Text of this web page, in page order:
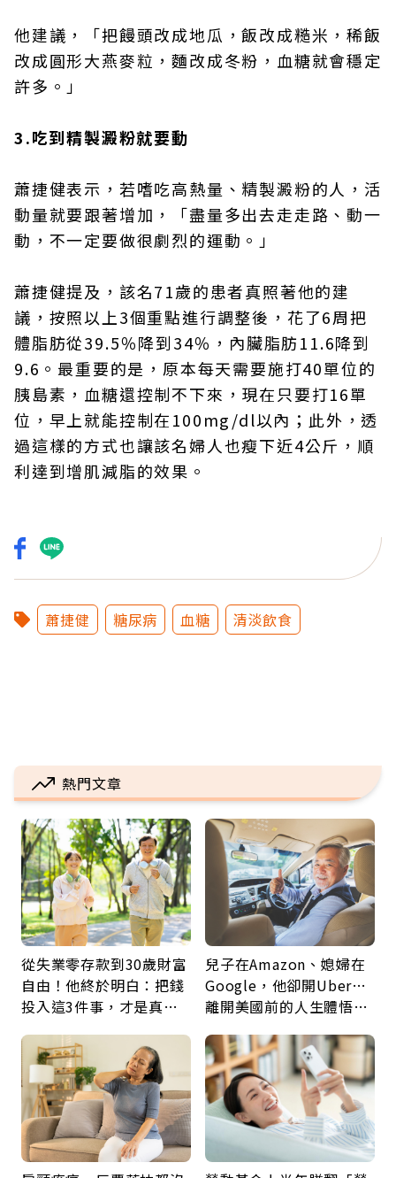
他建議，「把饅頭改成地瓜，飯改成糙米，稀飯
改成圓形大燕麥粒，麵改成冬粉，血糖就會穩定
許多。」
3.吃到精製澱粉就要動
蕭捷健表示，若嗜吃高熱量、精製澱粉的人，活
動量就要跟著增加，「盡量多出去走走路、動一
動，不一定要做很劇烈的運動。」
蕭捷健提及，該名71歲的患者真照著他的建
議，按照以上3個重點進行調整後，花了6周把
體脂肪從39.5％降到34％，內臟脂肪11.6降到
9.6。最重要的是，原本每天需要施打40單位的
胰島素，血糖還控制不下來，現在只要打16單
位，早上就能控制在100mg/dl以內；此外，透
過這樣的方式也讓該名婦人也瘦下近4公斤，順
利達到增肌減脂的效果。
蕭捷健 糖尿病 血糖 清淡飲食
熱門文章
從失業零存款到30歲財富
自由！他終於明白：把錢
投入這3件事，才是真正
兒子在Amazon、媳婦在
Google，他卻開Uber…
離開美國前的人生體悟：